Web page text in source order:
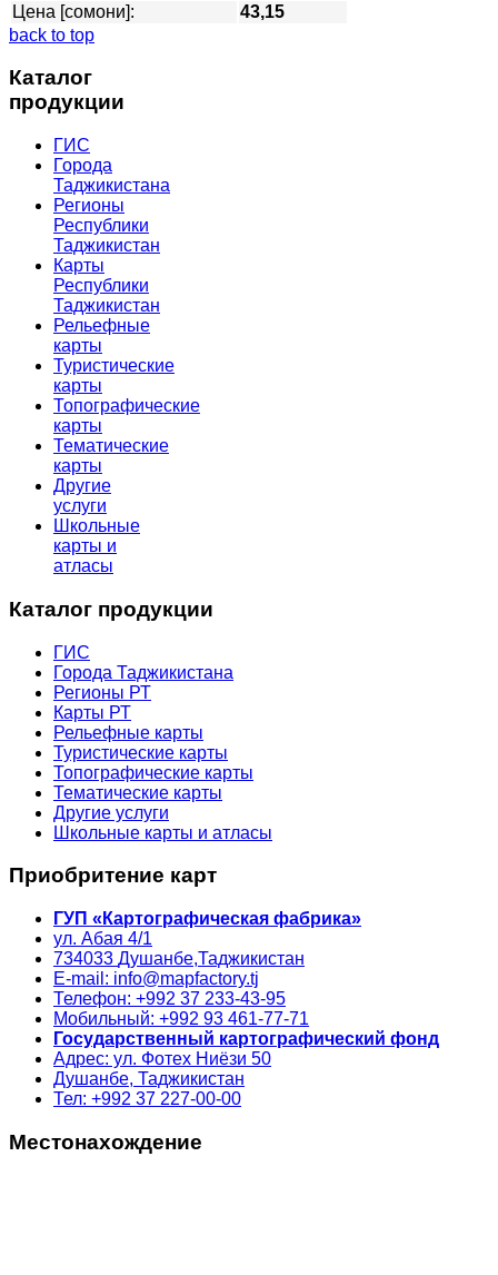
Цена [сомони]:
43,15
back to top
Каталог
продукции
ГИС
Города
Таджикистана
Регионы
Республики
Таджикистан
Карты
Республики
Таджикистан
Рельефные
карты
Туристические
карты
Топографические
карты
Тематические
карты
Другие
услуги
Школьные
карты и
атласы
Каталог продукции
ГИС
Города Таджикистана
Регионы РТ
Карты РТ
Рельефные карты
Туристические карты
Топографические карты
Тематические карты
Другие услуги
Школьные карты и атласы
Приобритение карт
ГУП «Картографическая фабрика»
ул. Абая 4/1
734033 Душанбе,Таджикистан
E-mail: info@mapfactory.tj
Телефон: +992 37 233-43-95
Мобильный: +992 93 461-77-71
Государственный картографический фонд
Адрес: ул. Фотех Ниёзи 50
Душанбе, Таджикистан
Тел: +992 37 227-00-00
Местонахождение